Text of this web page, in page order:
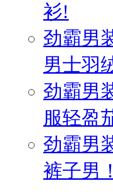
衫!
劲霸男
男士羽
劲霸男
服轻盈
劲霸男
裤子男！